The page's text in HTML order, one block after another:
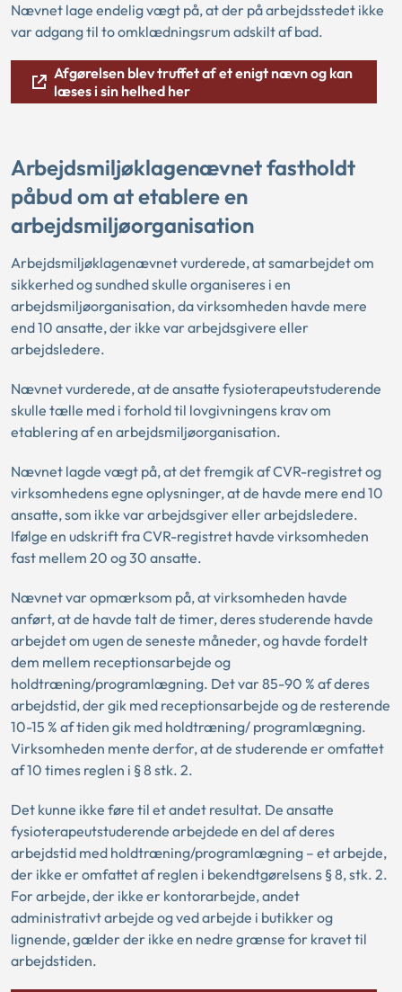
Nævnet lage endelig vægt på, at der på arbejdsstedet ikke
var adgang til to omklædningsrum adskilt af bad.
Afgørelsen blev truffet af et enigt nævn og kan
læses i sin helhed her
Arbejdsmiljøklagenævnet fastholdt
påbud om at etablere en
arbejdsmiljøorganisation
Arbejdsmiljøklagenævnet vurderede, at samarbejdet om
sikkerhed og sundhed skulle organiseres i en
arbejdsmiljøorganisation, da virksomheden havde mere
end 10 ansatte, der ikke var arbejdsgivere eller
arbejdsledere.
Nævnet vurderede, at de ansatte fysioterapeutstuderende
skulle tælle med i forhold til lovgivningens krav om
etablering af en arbejdsmiljøorganisation.
Nævnet lagde vægt på, at det fremgik af CVR-registret og
virksomhedens egne oplysninger, at de havde mere end 10
ansatte, som ikke var arbejdsgiver eller arbejdsledere.
Ifølge en udskrift fra CVR-registret havde virksomheden
fast mellem 20 og 30 ansatte.
Nævnet var opmærksom på, at virksomheden havde
anført, at de havde talt de timer, deres studerende havde
arbejdet om ugen de seneste måneder, og havde fordelt
dem mellem receptionsarbejde og
holdtræning/programlægning. Det var 85-90 % af deres
arbejdstid, der gik med receptionsarbejde og de resterende
10-15 % af tiden gik med holdtræning/ programlægning.
Virksomheden mente derfor, at de studerende er omfattet
af 10 times reglen i § 8 stk. 2.
Det kunne ikke føre til et andet resultat. De ansatte
fysioterapeutstuderende arbejdede en del af deres
arbejdstid med holdtræning/programlægning – et arbejde,
der ikke er omfattet af reglen i bekendtgørelsens § 8, stk. 2.
For arbejde, der ikke er kontorarbejde, andet
administrativt arbejde og ved arbejde i butikker og
lignende, gælder der ikke en nedre grænse for kravet til
arbejdstiden.